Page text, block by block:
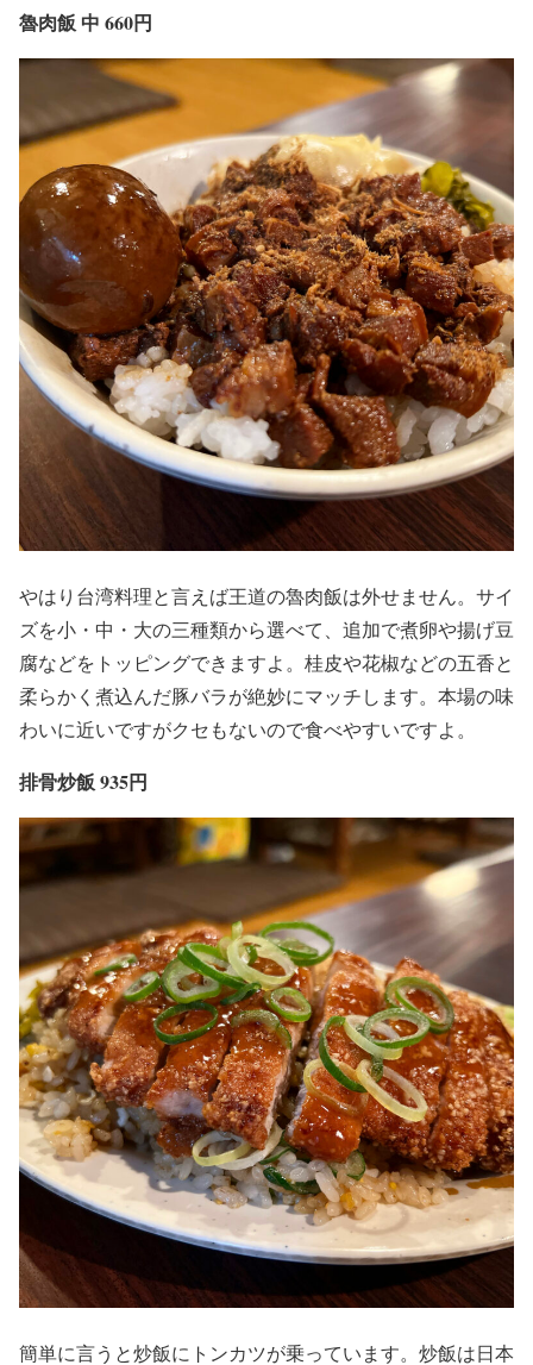
魯肉飯 中 660円
やはり台湾料理と言えば王道の魯肉飯は外せません。サイ
ズを小・中・大の三種類から選べて、追加で煮卵や揚げ豆
腐などをトッピングできますよ。桂皮や花椒などの五香と
柔らかく煮込んだ豚バラが絶妙にマッチします。本場の味
わいに近いですがクセもないので食べやすいですよ。
排骨炒飯 935円
簡単に言うと炒飯にトンカツが乗っています。炒飯は日本